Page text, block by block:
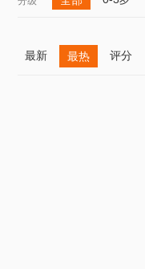
最新 最热 评分